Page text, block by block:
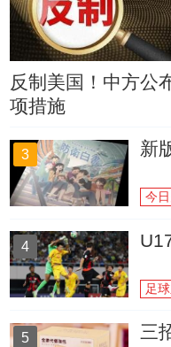
反制美国！中方公
项措施
3 新
今
4
足
5 三